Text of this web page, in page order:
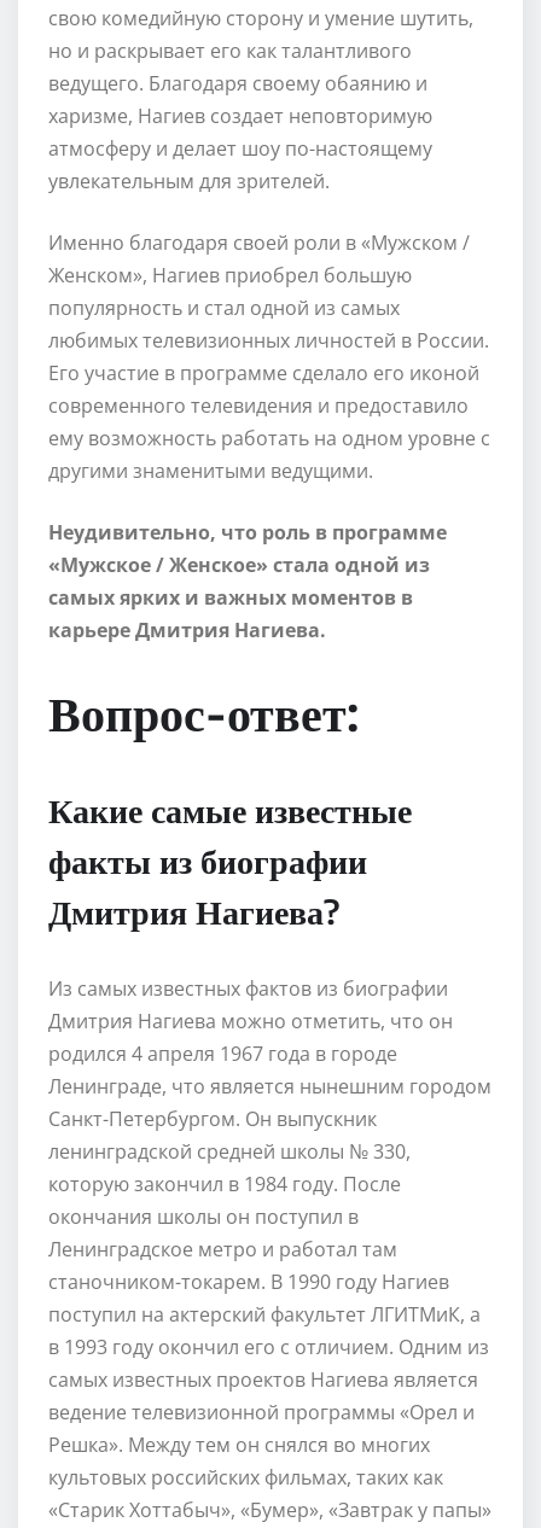
свою комедийную сторону и умение шутить,
но и раскрывает его как талантливого
ведущего. Благодаря своему обаянию и
харизме, Нагиев создает неповторимую
атмосферу и делает шоу по-настоящему
увлекательным для зрителей.
Именно благодаря своей роли в «Мужском /
Женском», Нагиев приобрел большую
популярность и стал одной из самых
любимых телевизионных личностей в России.
Его участие в программе сделало его иконой
современного телевидения и предоставило
ему возможность работать на одном уровне с
другими знаменитыми ведущими.
Неудивительно, что роль в программе
«Мужское / Женское» стала одной из
самых ярких и важных моментов в
карьере Дмитрия Нагиева.
Вопрос-ответ:
Какие самые известные
факты из биографии
Дмитрия Нагиева?
Из самых известных фактов из биографии
Дмитрия Нагиева можно отметить, что он
родился 4 апреля 1967 года в городе
Ленинграде, что является нынешним городом
Санкт-Петербургом. Он выпускник
ленинградской средней школы № 330,
которую закончил в 1984 году. После
окончания школы он поступил в
Ленинградское метро и работал там
станочником-токарем. В 1990 году Нагиев
поступил на актерский факультет ЛГИТМиК, а
в 1993 году окончил его с отличием. Одним из
самых известных проектов Нагиева является
ведение телевизионной программы «Орел и
Решка». Между тем он снялся во многих
культовых российских фильмах, таких как
«Старик Хоттабыч», «Бумер», «Завтрак у папы»